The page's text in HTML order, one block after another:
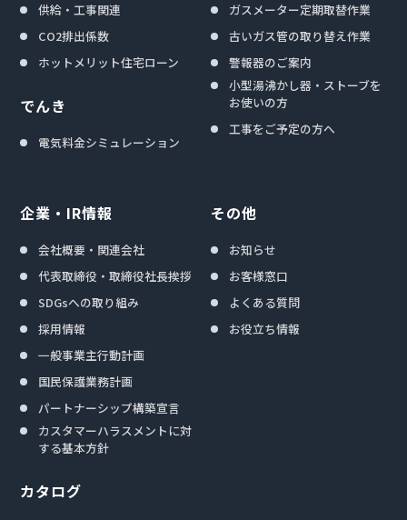
供給・工事関連
CO2排出係数
ホットメリット住宅ローン
でんき
電気料金シミュレーション
ガスメーター定期取替作業
古いガス管の取り替え作業
警報器のご案内
小型湯沸かし器・ストーブを
お使いの方
工事をご予定の方へ
企業・IR情報
会社概要・関連会社
代表取締役・取締役社長挨拶
SDGsへの取り組み
採用情報
一般事業主行動計画
国民保護業務計画
パートナーシップ構築宣言
カスタマーハラスメントに対
する基本方針
カタログ
その他
お知らせ
お客様窓口
よくある質問
お役立ち情報